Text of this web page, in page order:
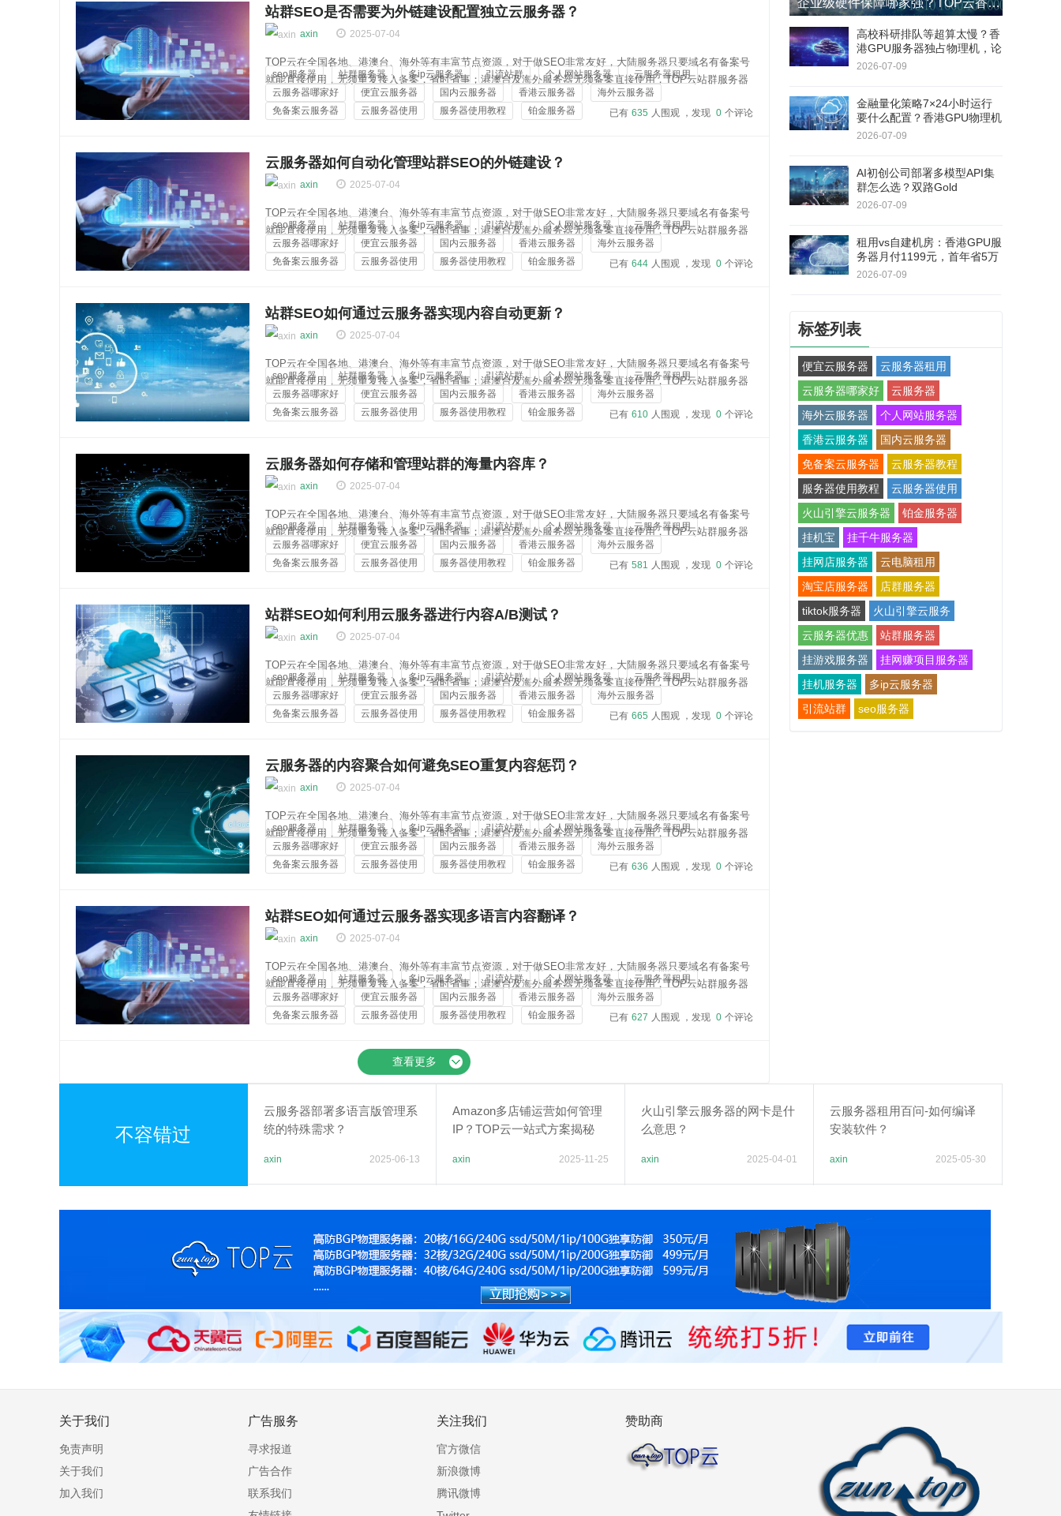
站群SEO是否需要为外链建设配置独立云服务器？
axin 2025-07-04
TOP云在全国各地、港澳台、海外等有丰富节点资源，对于做SEO非常友好，大陆服务器只要域名有备案号
就能直接使用，无须重复接入备案，省时省事；港澳台及海外服务器无须备案直接使用，TOP云站群服务器
多达256个独立ip，对于做站群的用户很合适，且价格实惠：4核4G 20M 45元/月、8核8G 100M 96元/月，
安全稳定，...
seo服务器 站群服务器 多ip云服务器 引流站群 个人网站服务器
云服务器租用
云服务器哪家好
便宜云服务器 国内云服务器 香港云服务器
海外云服务器
免备案云服务器
云服务器使用 服务器使用教程 铂金服务器 已有 635 人围观 ，发现 0 个评论
云服务器如何自动化管理站群SEO的外链建设？
axin 2025-07-04
TOP云在全国各地、港澳台、海外等有丰富节点资源，对于做SEO非常友好，大陆服务器只要域名有备案号
就能直接使用，无须重复接入备案，省时省事；港澳台及海外服务器无须备案直接使用，TOP云站群服务器
多达256个独立ip，对于做站群的用户很合适，且价格实惠：4核4G 20M 45元/月、8核8G 100M 96元/月，
安全稳定，...
seo服务器 站群服务器 多ip云服务器 引流站群 个人网站服务器
云服务器租用
云服务器哪家好
便宜云服务器 国内云服务器 香港云服务器
海外云服务器
免备案云服务器
云服务器使用 服务器使用教程 铂金服务器 已有 644 人围观 ，发现 0 个评论
站群SEO如何通过云服务器实现内容自动更新？
axin 2025-07-04
TOP云在全国各地、港澳台、海外等有丰富节点资源，对于做SEO非常友好，大陆服务器只要域名有备案号
就能直接使用，无须重复接入备案，省时省事；港澳台及海外服务器无须备案直接使用，TOP云站群服务器
多达256个独立ip，对于做站群的用户很合适，且价格实惠：4核4G 20M 45元/月、8核8G 100M 96元/月，
安全稳定，...
seo服务器 站群服务器 多ip云服务器 引流站群 个人网站服务器
云服务器租用
云服务器哪家好
便宜云服务器 国内云服务器 香港云服务器
海外云服务器
免备案云服务器
云服务器使用 服务器使用教程 铂金服务器 已有 610 人围观 ，发现 0 个评论
云服务器如何存储和管理站群的海量内容库？
axin 2025-07-04
TOP云在全国各地、港澳台、海外等有丰富节点资源，对于做SEO非常友好，大陆服务器只要域名有备案号
就能直接使用，无须重复接入备案，省时省事；港澳台及海外服务器无须备案直接使用，TOP云站群服务器
多达256个独立ip，对于做站群的用户很合适，且价格实惠：4核4G 20M 45元/月、8核8G 100M 96元/月，
安全稳定，...
seo服务器 站群服务器 多ip云服务器 引流站群 个人网站服务器
云服务器租用
云服务器哪家好
便宜云服务器 国内云服务器 香港云服务器
海外云服务器
免备案云服务器
云服务器使用 服务器使用教程 铂金服务器 已有 581 人围观 ，发现 0 个评论
站群SEO如何利用云服务器进行内容A/B测试？
axin 2025-07-04
TOP云在全国各地、港澳台、海外等有丰富节点资源，对于做SEO非常友好，大陆服务器只要域名有备案号
就能直接使用，无须重复接入备案，省时省事；港澳台及海外服务器无须备案直接使用，TOP云站群服务器
多达256个独立ip，对于做站群的用户很合适，且价格实惠：4核4G 20M 45元/月、8核8G 100M 96元/月，
安全稳定，...
seo服务器 站群服务器 多ip云服务器 引流站群 个人网站服务器
云服务器租用
云服务器哪家好
便宜云服务器 国内云服务器 香港云服务器
海外云服务器
免备案云服务器
云服务器使用 服务器使用教程 铂金服务器 已有 665 人围观 ，发现 0 个评论
云服务器的内容聚合如何避免SEO重复内容惩罚？
axin 2025-07-04
TOP云在全国各地、港澳台、海外等有丰富节点资源，对于做SEO非常友好，大陆服务器只要域名有备案号
就能直接使用，无须重复接入备案，省时省事；港澳台及海外服务器无须备案直接使用，TOP云站群服务器
多达256个独立ip，对于做站群的用户很合适，且价格实惠：4核4G 20M 45元/月、8核8G 100M 96元/月，
安全稳定，...
seo服务器 站群服务器 多ip云服务器 引流站群 个人网站服务器
云服务器租用
云服务器哪家好
便宜云服务器 国内云服务器 香港云服务器
海外云服务器
免备案云服务器
云服务器使用 服务器使用教程 铂金服务器 已有 636 人围观 ，发现 0 个评论
站群SEO如何通过云服务器实现多语言内容翻译？
axin 2025-07-04
TOP云在全国各地、港澳台、海外等有丰富节点资源，对于做SEO非常友好，大陆服务器只要域名有备案号
就能直接使用，无须重复接入备案，省时省事；港澳台及海外服务器无须备案直接使用，TOP云站群服务器
多达256个独立ip，对于做站群的用户很合适，且价格实惠：4核4G 20M 45元/月、8核8G 100M 96元/月，
安全稳定，...
seo服务器 站群服务器 多ip云服务器 引流站群 个人网站服务器
云服务器租用
云服务器哪家好
便宜云服务器 国内云服务器 香港云服务器
海外云服务器
免备案云服务器
云服务器使用 服务器使用教程 铂金服务器 已有 627 人围观 ，发现 0 个评论
查看更多
企业级硬件保障哪家强？TOP云香港GPU服务器4小时响应+8小时更换SLA
高校科研排队等超算太慢？香
港GPU服务器独占物理机，论
文实验周期缩短60%
2026-07-09
金融量化策略7×24小时运行
要什么配置？香港GPU物理机
双路E5+RAID1，连续180天
2026-07-09
AI初创公司部署多模型API集
群怎么选？双路Gold
6138+RTX 5060Ti，40核80
2026-07-09
租用vs自建机房：香港GPU服
务器月付1199元，首年省5万
+不用自己修硬件
2026-07-09
标签列表
便宜云服务器
云服务器租用
云服务器哪家好
云服务器
海外云服务器
个人网站服务器
香港云服务器
国内云服务器
免备案云服务器
云服务器教程
服务器使用教程
云服务器使用
火山引擎云服务器
铂金服务器
挂机宝
挂千牛服务器
挂网店服务器
云电脑租用
淘宝店服务器
店群服务器
tiktok服务器
火山引擎云服务
云服务器优惠
站群服务器
挂游戏服务器
挂网赚项目服务器
挂机服务器
多ip云服务器
引流站群
seo服务器
不容错过
云服务器部署多语言版管理系
统的特殊需求？
axin 2025-06-13
Amazon多店铺运营如何管理
IP？TOP云一站式方案揭秘
axin 2025-11-25
火山引擎云服务器的网卡是什
么意思？
axin 2025-04-01
云服务器租用百问-如何编译
安装软件？
axin 2025-05-30
关于我们
免责声明
关于我们
加入我们
广告服务
寻求报道
广告合作
联系我们
关注我们
官方微信
新浪微博
腾讯微博
赞助商